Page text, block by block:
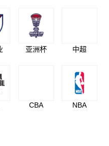
亚洲杯 中超
CBA NBA